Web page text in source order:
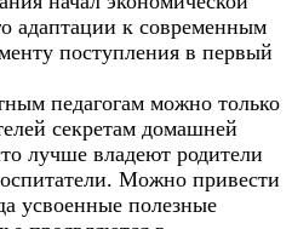
адаптации к современным
поступления в первый
педагогам можно только
секретам домашней
лучше владеют родители
Можно привести
усвоенные полезные